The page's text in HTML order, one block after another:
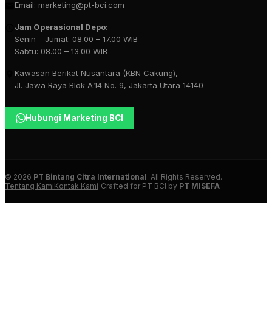
Email: marketing@pt-bci.com
Jam Operasional Depo:
Senin – Jumat: 08.00 – 17.00 WIB
Sabtu: 08.00 – 13.00 WIB
Kawasan Berikat Nusantara (KBN Cakung),
Jl. Jawa Raya Blok A.14 No. 9, Jakarta Utara 14140
Hubungi Marketing BCI
© 2026 PT Bintang Citra International. All Rights Reserved.
Tentang KamiKontak Kami Crafted for PT BCI by PT MISEFA